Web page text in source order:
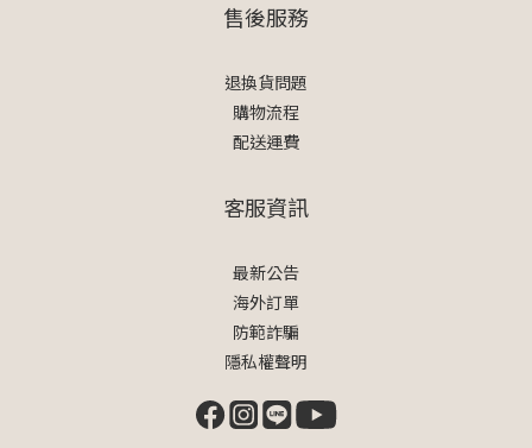
售後服務
退換貨問題
購物流程
配送運費
客服資訊
最新公告
海外訂單
防範詐騙
隱私權聲明